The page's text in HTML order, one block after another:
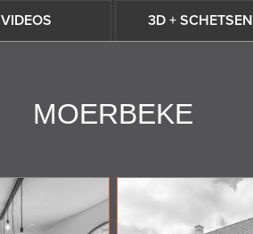
VIDEOS 3D + SCHETSEN
MOERBEKE